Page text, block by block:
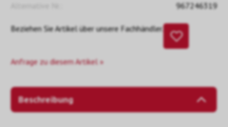
967246319
Beziehen Sie Artikel über unsere Fachhändler.
Anfrage zu diesem Artikel »
Beschreibung